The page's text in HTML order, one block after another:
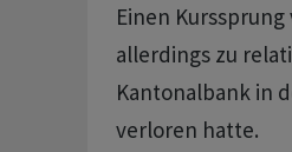
Einen
allerdings zu
Kantonalbank in
verloren hatte.